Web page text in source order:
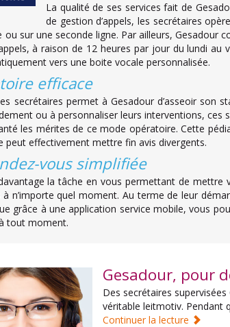
La qualité de ses services fait de
de gestion d’appels, les secrétaires
sur une seconde ligne. Par ailleurs, Gesadour
à raison de 12 heures par jour du lundi
vers une boite vocale personnalisée.
efficace
secrétaires permet à Gesadour d’asseoir son
ou à personnaliser leurs interventions,
les mérites de ce mode opératoire. Cette
peut effectivement mettre fin avis divergents.
vous simplifiée
la tâche en vous permettant de
n’importe quel moment. Au terme de leur
grâce à une application service mobile, vous
tout moment.
Gesadour, pour
Des secrétaires
véritable leitmotiv. Pendant
Continuer la lecture